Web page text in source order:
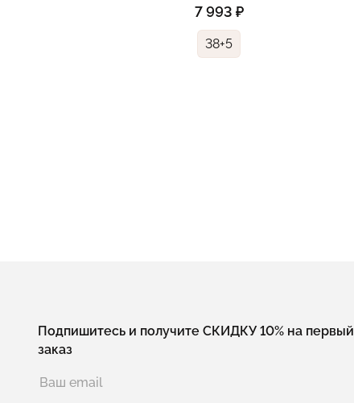
7 993 ₽
38+5
Подпишитесь и получите СКИДКУ 10% на первый
заказ